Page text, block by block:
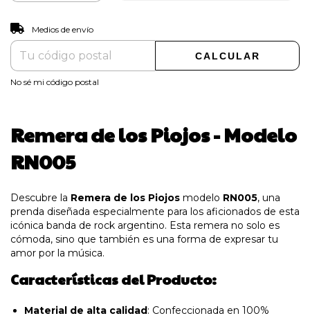
Entregas para el CP:
Medios de envío
CALCULAR
No sé mi código postal
Remera de los Piojos - Modelo
RN005
Descubre la Remera de los Piojos modelo RN005, una
prenda diseñada especialmente para los aficionados de esta
icónica banda de rock argentino. Esta remera no solo es
cómoda, sino que también es una forma de expresar tu
amor por la música.
Características del Producto:
Material de alta calidad: Confeccionada en 100%